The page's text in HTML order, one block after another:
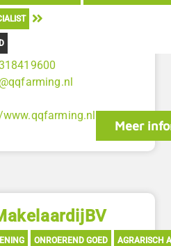
Meer
ONROEREND GOED AGRARISCH